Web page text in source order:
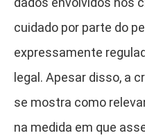
cuidado por parte do
expressamente
legal. Apesar disso, a
se mostra como
na medida em que